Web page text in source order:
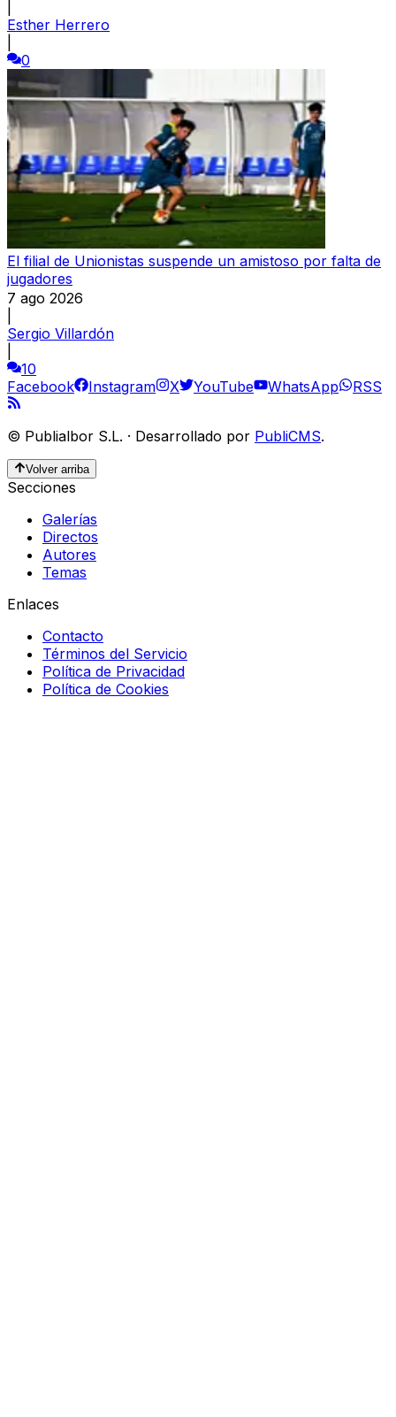
Esther Herrero
0
El filial de Unionistas suspende un amistoso por falta de
jugadores
7 ago 2026
Sergio Villardón
10
Facebook
Instagram X YouTube WhatsApp RSS
© Publialbor S.L. · Desarrollado por PubliCMS.
Volver arriba
Secciones
Galerías
Directos
Autores
Temas
Enlaces
Contacto
Términos del Servicio
Política de Privacidad
Política de Cookies